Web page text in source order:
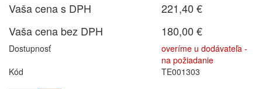
Vaša cena s DPH
221,40 €
Vaša cena bez DPH
180,00 €
Dostupnosť
overíme u dodávateľa -
na požiadanie
Kód
TE001303